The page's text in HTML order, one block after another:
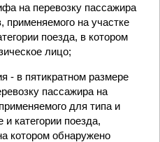
на перевозку пассажира
применяемого на участке
поезда, в котором
лицо;
- в пятикратном размере
пассажира на
для типа и
и категории поезда,
котором обнаружено